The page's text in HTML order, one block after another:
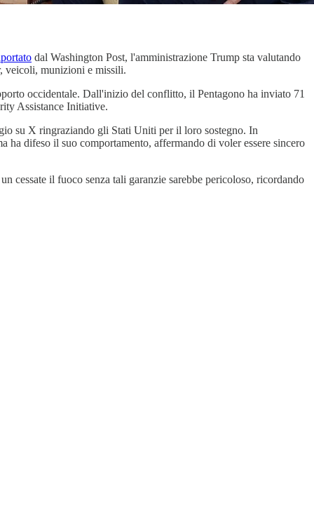
dal Washington Post, l'amministrazione Trump sta valutando
veicoli, munizioni e missili.
occidentale. Dall'inizio del conflitto, il Pentagono ha inviato 71
Assistance Initiative.
su X ringraziando gli Stati Uniti per il loro sostegno. In
ha difeso il suo comportamento, affermando di voler essere sincero
cessate il fuoco senza tali garanzie sarebbe pericoloso, ricordando